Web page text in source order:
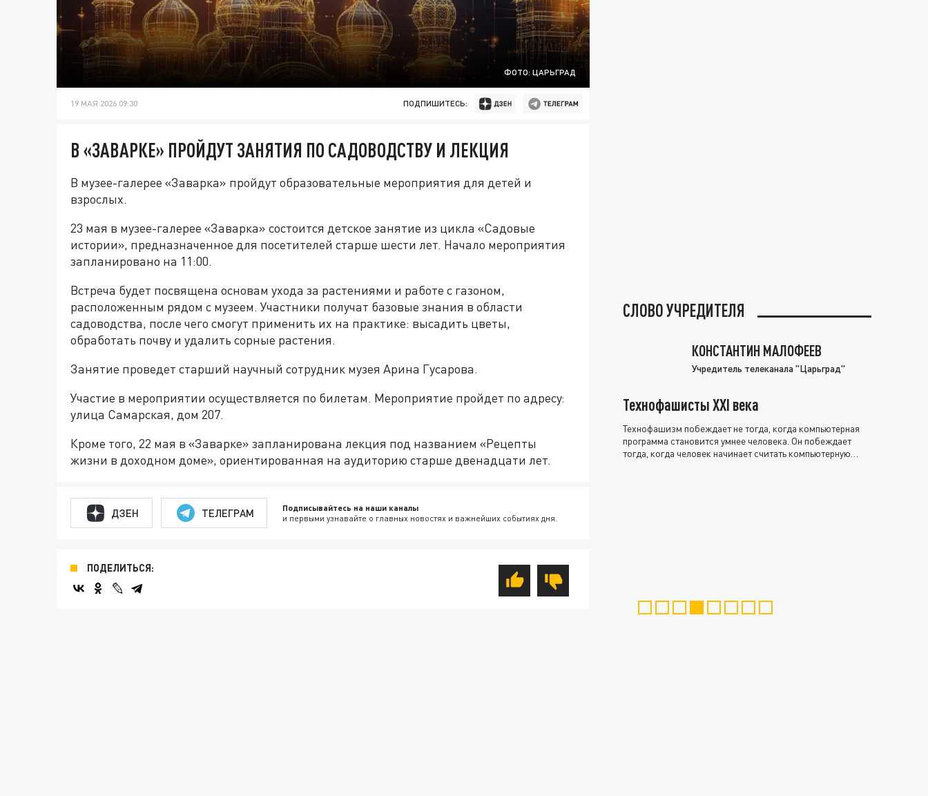
ФОТО: ЦАРЬГРАД
19 МАЯ 2026 09:30 ПОДПИШИТЕСЬ:
В «ЗАВАРКЕ» ПРОЙДУТ ЗАНЯТИЯ ПО САДОВОДСТВУ И ЛЕКЦИЯ
В музее-галерее «Заварка» пройдут образовательные мероприятия для детей и
взрослых.
23 мая в музее-галерее «Заварка» состоится детское занятие из цикла «Садовые
истории», предназначенное для посетителей старше шести лет. Начало мероприятия
запланировано на 11:00.
Встреча будет посвящена основам ухода за растениями и работе с газоном,
расположенным рядом с музеем. Участники получат базовые знания в области
садоводства, после чего смогут применить их на практике: высадить цветы,
обработать почву и удалить сорные растения.
Занятие проведет старший научный сотрудник музея Арина Гусарова.
Участие в мероприятии осуществляется по билетам. Мероприятие пройдет по адресу:
улица Самарская, дом 207.
Кроме того, 22 мая в «Заварке» запланирована лекция под названием «Рецепты
жизни в доходном доме», ориентированная на аудиторию старше двенадцати лет.
ДЗЕН ТЕЛЕГРАМ Подписывайтесь на наши каналы
и первыми узнавайте о главных новостях и важнейших событиях дня.
ПОДЕЛИТЬСЯ:
СЛОВО УЧРЕДИТЕЛЯ
КОНСТАНТИН МАЛОФЕЕВ
Учредитель телеканала "Царьград"
Технофашисты XXI века
Технофашизм побеждает не тогда, когда компьютерная
программа становится умнее человека. Он побеждает
тогда, когда человек начинает считать компьютерную